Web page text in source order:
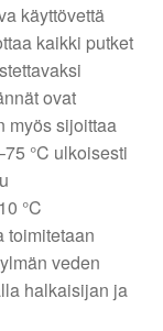
käyttövettä
kaikki putket
ovat
myös sijoittaa
°C ulkoisesti
°C
toimitetaan
veden
halkaisijan ja